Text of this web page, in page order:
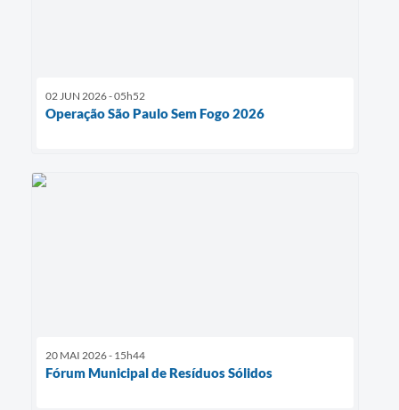
02 JUN 2026 - 05h52
Operação São Paulo Sem Fogo 2026
20 MAI 2026 - 15h44
Fórum Municipal de Resíduos Sólidos